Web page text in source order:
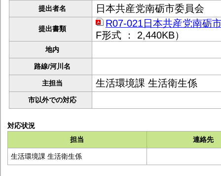
提出者名 日本共産党南砺市委員会
提出書類
R07-021日本共産党南砺
F形式 ： 2,440KB）
地内
路線/河川名
主担当 生活環境課 生活衛生係
市以外での対応
対応状況
担当
連絡先
生活環境課 生活衛生係